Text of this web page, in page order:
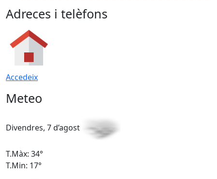
Adreces i telèfons
Accedeix
Meteo
Divendres, 7 d’agost
T.Màx: 34°
T.Min: 17°